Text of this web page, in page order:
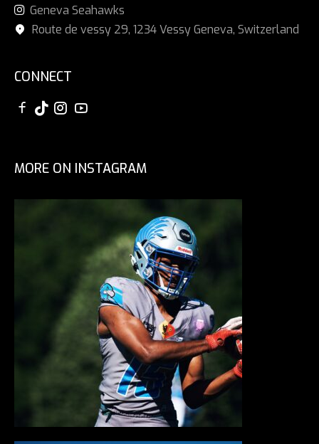
Geneva Seahawks
Route de vessy 29, 1234 Vessy Geneva, Switzerland
CONNECT
MORE ON INSTAGRAM